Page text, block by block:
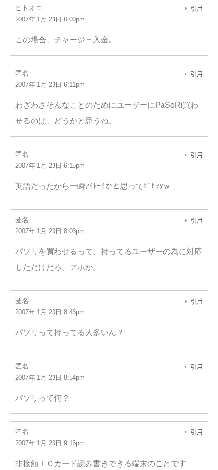
ヒトオニ
2007年 1月 23日 6:00pm
引用
この場合、チャージ＝入金。
匿名
2007年 1月 23日 6:11pm
引用
わざわざそんなことのためにユーザーにPaSoRi買わ
せるのは、どうかと思うね。
匿名
2007年 1月 23日 6:15pm
引用
英語だったから一瞬ｱｲﾄｰｲかと思ってﾋﾞﾋｯﾀｗ
匿名
2007年 1月 23日 8:03pm
引用
パソリを買わせるって、持ってるユーザーの為に対応
しただけだろ。アホか。
匿名
2007年 1月 23日 8:46pm
引用
パソリって持ってる人多いん？
匿名
2007年 1月 23日 8:54pm
引用
パソリって何？
匿名
2007年 1月 23日 9:16pm
引用
非接触ＩＣカード読み書きできる端末のことです